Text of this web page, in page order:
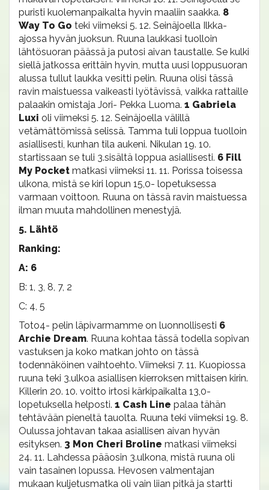
puristi kuolemanpaikalta hyvin maaliin saakka. 8
Way To Go teki viimeksi 5. 12. Seinäjoella Ilkka-
ajossa hyvän juoksun. Ruuna laukkasi tuolloin
lähtösuoran päässä ja putosi aivan taustalle. Se kulki
siellä jatkossa erittäin hyvin, mutta uusi loppusuoran
alussa tullut laukka vesitti pelin. Ruuna olisi tässä
ravin maistuessa vaikeasti lyötävissä, vaikka rattaille
palaakin omistaja Jori- Pekka Luoma. 1 Gabriela
Luxi oli viimeksi 5. 12. Seinäjoella välillä
vetämättömissä selissä. Tamma tuli loppua tuolloin
asiallisesti, kunhan tila aukeni. Nikulan 19. 10.
startissaan se tuli 3.sisältä loppua asiallisesti. 6 Fill
My Pocket matkasi viimeksi 11. 11. Porissa toisessa
ulkona, mistä se kiri lopun 15,0- lopetuksessa
varmaan voittoon. Ruuna on tässä ravin maistuessa
ilman muuta mahdollinen menestyjä.
5. Lähtö
Ranking:
A: 6
B: 1, 3, 8, 7, 2
C: 4, 5
Toto4- pelin läpivarmamme on luonnollisesti 6
Archie Dream. Ruuna kohtaa tässä todella sopivan
vastuksen ja koko matkan johto on tässä
todennäköinen vaihtoehto. Viimeksi 7. 11. Kuopiossa
ruuna teki 3.ulkoa asiallisen kierroksen mittaisen kirin.
Killerin 20. 10. voitto irtosi kärkipaikalta 13,0-
lopetuksella helposti. 1 Cash Line palaa tähän
tehtävään pieneltä tauolta. Ruuna teki viimeksi 19. 8.
Oulussa johtavan takaa asiallisen aivan hyvän
esityksen. 3 Mon Cheri Broline matkasi viimeksi
24. 11. Lahdessa pääosin 3.ulkona, mistä ruuna oli
vain tasainen lopussa. Hevosen valmentajan
mukaan kuljetusmatka oli vain liian pitkä ja startti